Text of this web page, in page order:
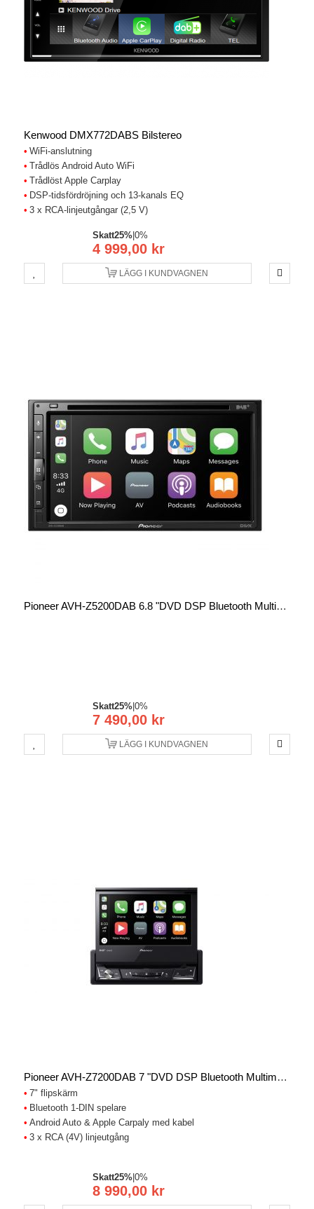
Kenwood DMX772DABS Bilstereo
WiFi-anslutning
Trådlös Android Auto WiFi
Trådlöst Apple Carplay
DSP-tidsfördröjning och 13-kanals EQ
3 x RCA-linjeutgångar (2,5 V)
4 999,00 kr
Skatt25% 0%
LÄGG I KUNDVAGNEN
Pioneer AVH-Z5200DAB 6.8 "DVD DSP Bluetooth Multimedia Player
7 490,00 kr
Skatt25% 0%
LÄGG I KUNDVAGNEN
Pioneer AVH-Z7200DAB 7 "DVD DSP Bluetooth Multimedia Spelare
7" flipskärm
Bluetooth 1-DIN spelare
Android Auto & Apple Carpaly med kabel
3 x RCA (4V) linjeutgång
8 990,00 kr
Skatt25% 0%